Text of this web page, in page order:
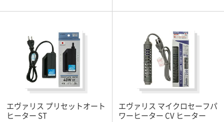
エヴァリス プリセットオート
ヒーター ST
エヴァリス マイクロセーフパ
ワーヒーター CV ヒーター